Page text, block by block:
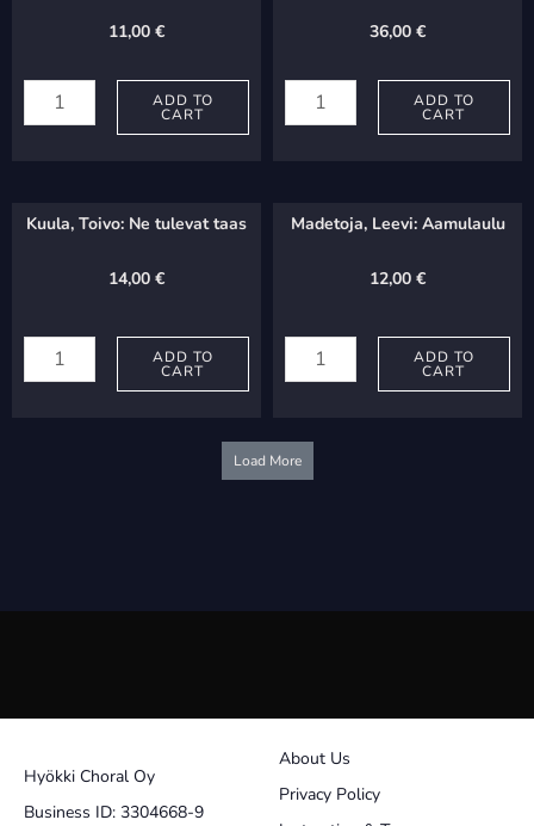
11,00 €
Erik:
Ellenille
ADD TO
CART
36,00 €
Saima:
tulekaan
ADD TO
CART
Kuula, Toivo: Ne tulevat taas
14,00 €
Toivo:
ADD TO
CART
Madetoja, Leevi: Aamulaulu
12,00 €
Leevi:
Aamulaulu
ADD TO
CART
Load More
Hyökki Choral Oy
Business ID: 3304668-9
About Us
Privacy Policy